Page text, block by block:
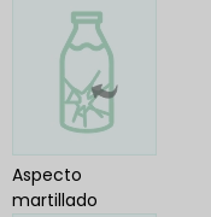
Aspecto
martillado